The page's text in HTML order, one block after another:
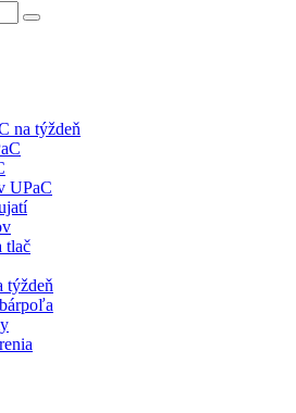
na týždeň
UPaC
tlač
týždeň